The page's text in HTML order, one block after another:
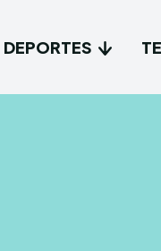
DEPORTES